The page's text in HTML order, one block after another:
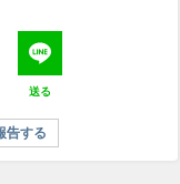
送る
告する